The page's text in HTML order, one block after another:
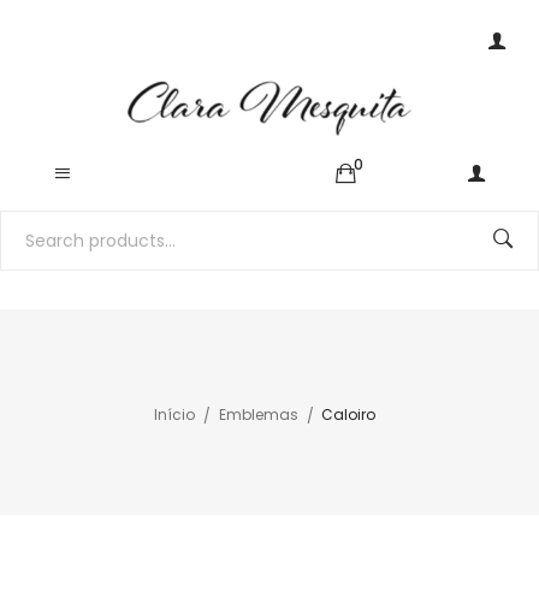
0
Início Emblemas Caloiro